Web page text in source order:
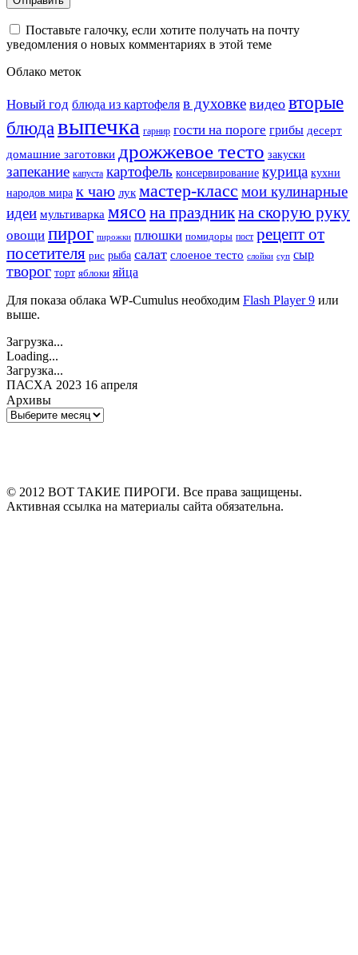
Поставьте галочку, если хотите получать на почту
уведомления о новых комментариях в этой теме
Облако меток
Новый год блюда из картофеля в духовке видео вторые
блюдавыпечка гарнир гости на пороге грибы десерт
домашние заготовки дрожжевое тесто закуски
запекание капуста картофель консервирование курица кухни
народов мира к чаю лук мастер-класс мои кулинарные
идеи мультиварка мясо на праздникна скорую руку
овощи пирог пирожки плюшки помидоры пост рецепт от
посетителя рис рыба салат слоеное тесто слойки суп сыр
творог торт яблоки яйца
Для показа облака WP-Cumulus необходим Flash Player 9 или
выше.
Загрузка...
Loading...
Загрузка...
ПАСХА 2023 16 апреля
Архивы
Архивы
© 2012 ВОТ ТАКИЕ ПИРОГИ. Все права защищены.
Активная ссылка на материалы сайта обязательна.